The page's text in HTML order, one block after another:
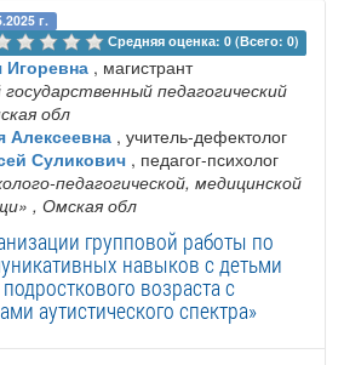
г.
Средняя оценка: 0 (Всего: 0)
, магистрант
педагогический
обл
Алексеевна , учитель-дефектолог
Суликович , педагог-психолог
педагогической, медицинской
, Омская обл
групповой работы по
навыков с детьми
возраста с
аутистического спектра»